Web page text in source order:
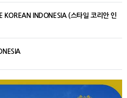
KOREAN INDONESIA (스타일 코리안 인